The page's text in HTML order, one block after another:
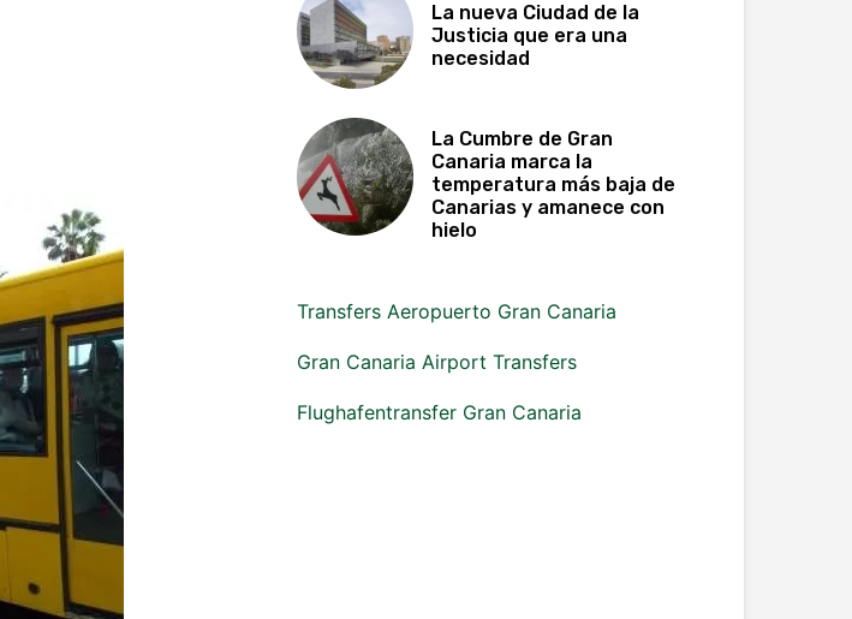
La nueva Ciudad de la
Justicia que era una
necesidad
La Cumbre de Gran
Canaria marca la
temperatura más baja de
Canarias y amanece con
hielo
Transfers Aeropuerto Gran Canaria
Gran Canaria Airport Transfers
Flughafentransfer Gran Canaria